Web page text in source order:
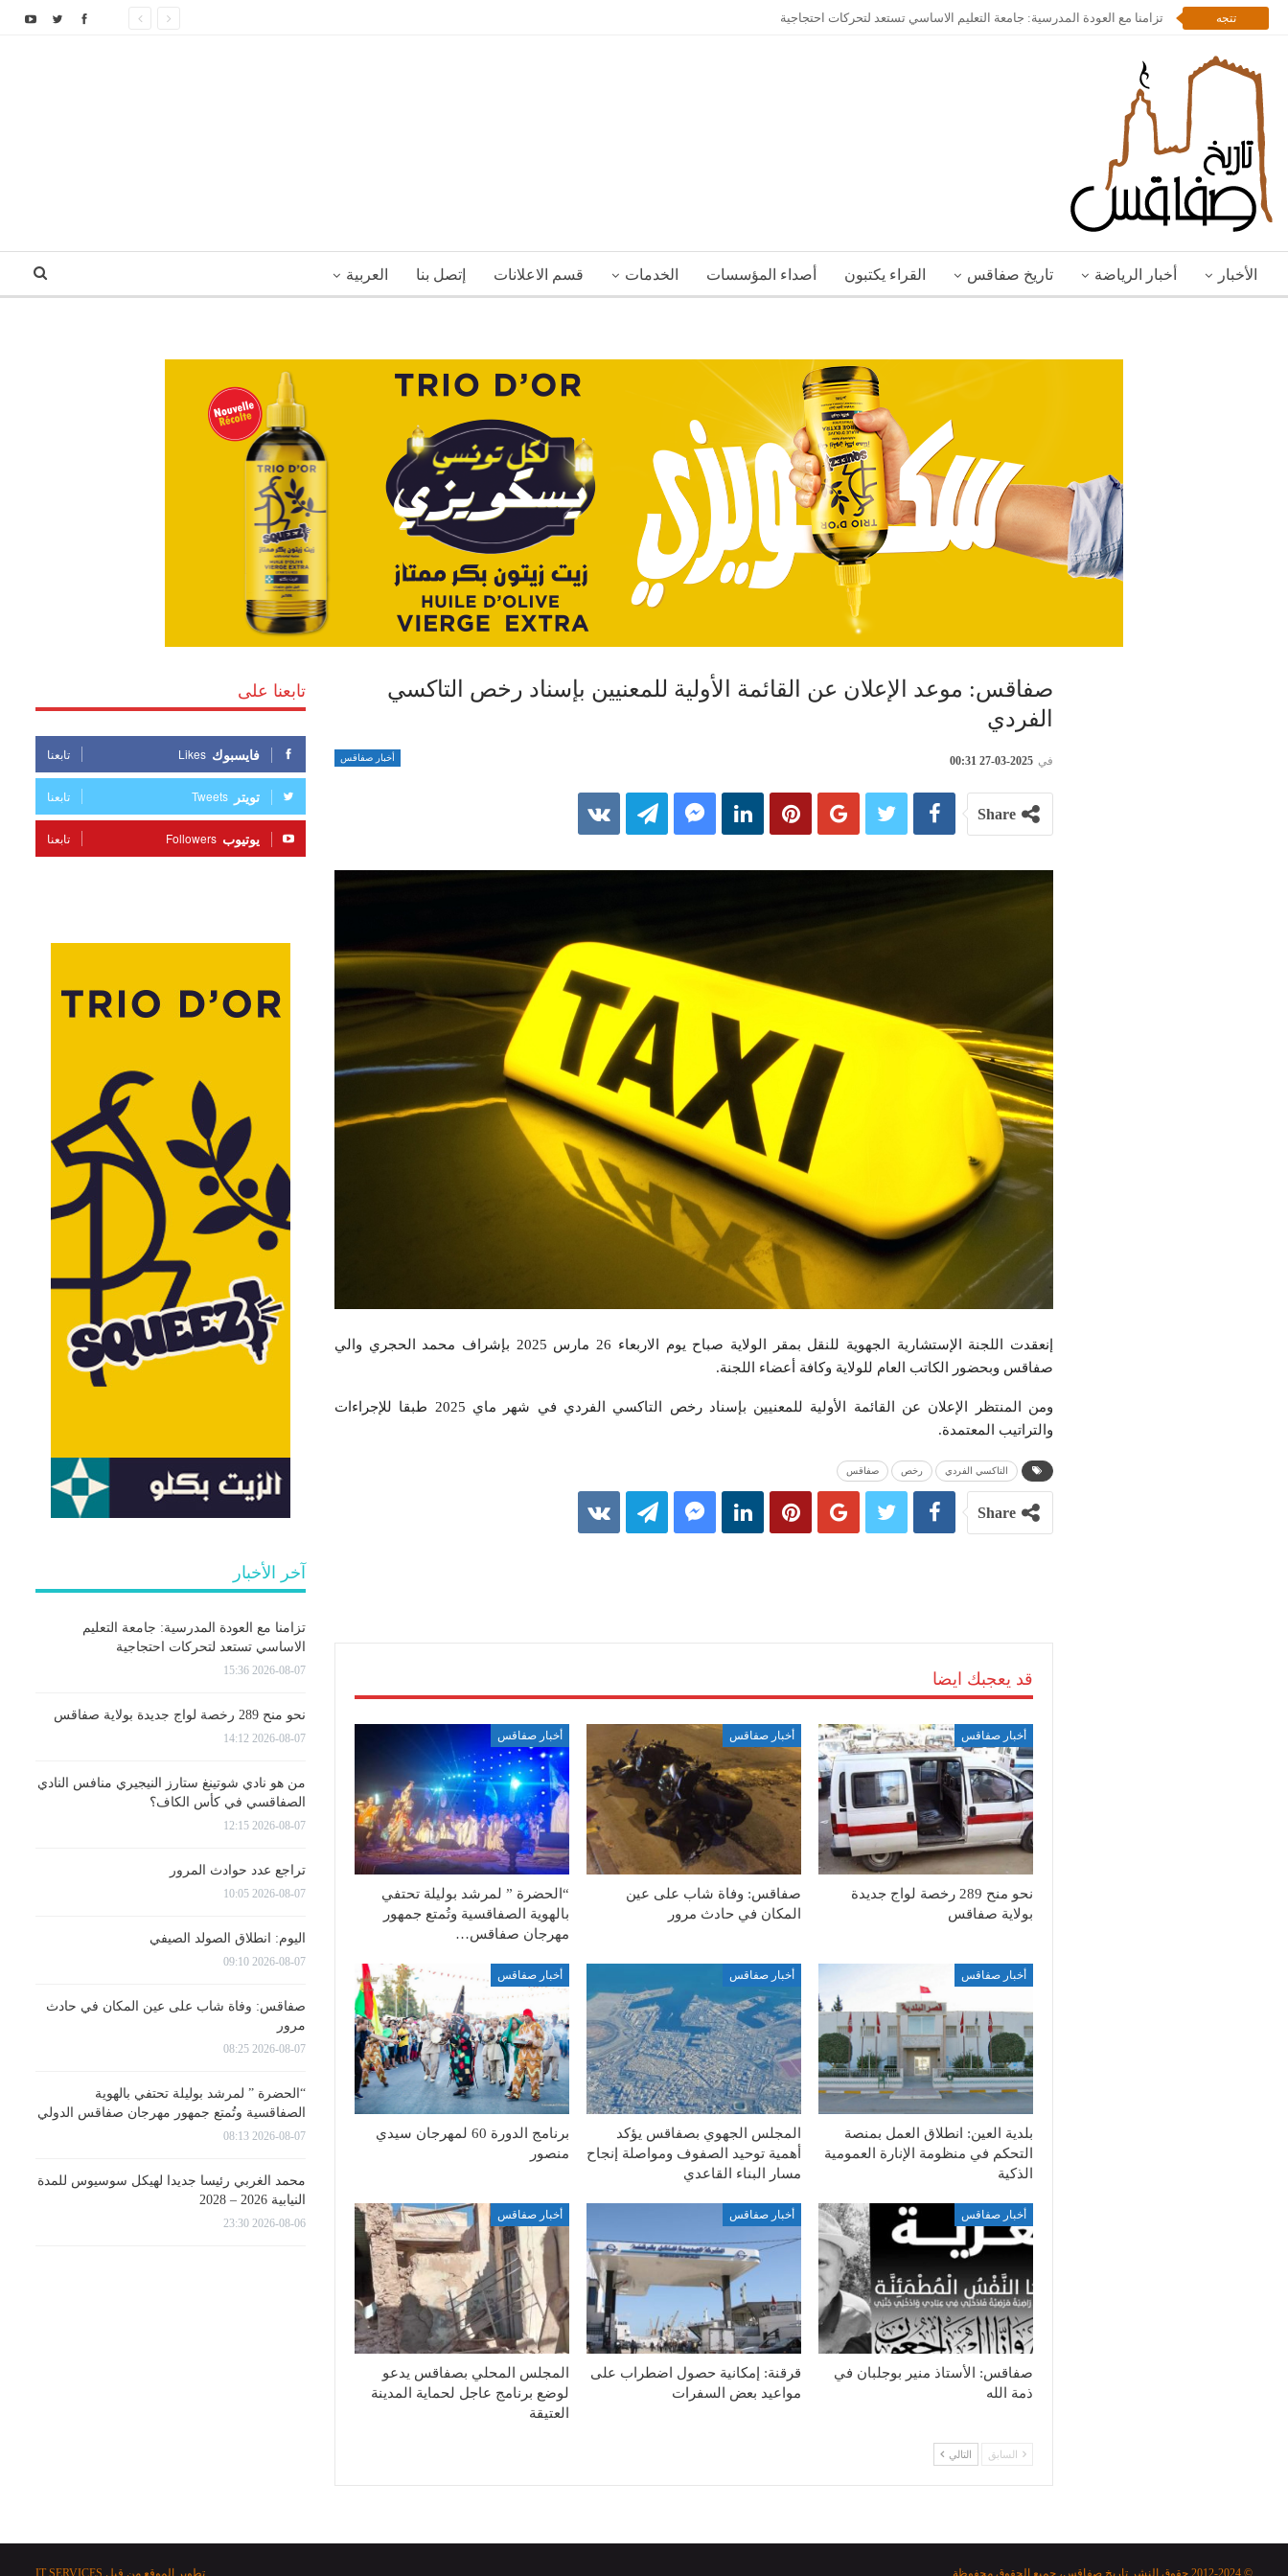
تتجه تزامنا مع العودة المدرسية: جامعة التعليم الاساسي تستعد لتحركات احتجاجية
الأخبار أخبار الرياضة تاريخ صفاقس القراء يكتبون أصداء المؤسسات الخدمات قسم الاعلانات إتصل بنا العربية
صفاقس: موعد الإعلان عن القائمة الأولية للمعنيين بإسناد رخص التاكسي
الفردي
أخبار صفاقس في 2025-03-27 00:31
Share
إنعقدت اللجنة الإستشارية الجهوية للنقل بمقر الولاية صباح يوم الاربعاء 26 مارس 2025 بإشراف محمد الحجري والي
صفاقس وبحضور الكاتب العام للولاية وكافة أعضاء اللجنة.
ومن المنتظر الإعلان عن القائمة الأولية للمعنيين بإسناد رخص التاكسي الفردي في شهر ماي 2025 طبقا للإجراءات
والتراتيب المعتمدة.
التاكسي الفردي رخص صفاقس
Share
قد يعجبك ايضا
أخبار صفاقس
نحو منح 289 رخصة لواج جديدة
بولاية صفاقس
أخبار صفاقس
صفاقس: وفاة شاب على عين
المكان في حادث مرور
أخبار صفاقس
“الحضرة ” لمرشد بوليلة تحتفي
بالهوية الصفاقسية وتُمتع جمهور
مهرجان صفاقس…
أخبار صفاقس
بلدية العين: انطلاق العمل بمنصة
التحكم في منظومة الإنارة العمومية
الذكية
أخبار صفاقس
المجلس الجهوي بصفاقس يؤكد
أهمية توحيد الصفوف ومواصلة إنجاح
مسار البناء القاعدي
أخبار صفاقس
برنامج الدورة 60 لمهرجان سيدي
منصور
أخبار صفاقس
صفاقس: الأستاذ منير بوجلبان في
ذمة الله
أخبار صفاقس
قرقنة: إمكانية حصول اضطراب على
مواعيد بعض السفرات
أخبار صفاقس
المجلس المحلي بصفاقس يدعو
لوضع برنامج عاجل لحماية المدينة
العتيقة
السابق التالي
تابعنا على
فايسبوك Likes تابعنا
تويتر Tweets تابعنا
يوتيوب Followers تابعنا
آخر الأخبار
تزامنا مع العودة المدرسية: جامعة التعليم
الاساسي تستعد لتحركات احتجاجية
2026-08-07 15:36
نحو منح 289 رخصة لواج جديدة بولاية صفاقس
2026-08-07 14:12
من هو نادي شوتينغ ستارز النيجيري منافس النادي
الصفاقسي في كأس الكاف؟
2026-08-07 12:15
تراجع عدد حوادث المرور
2026-08-07 10:05
اليوم: انطلاق الصولد الصيفي
2026-08-07 09:10
صفاقس: وفاة شاب على عين المكان في حادث
مرور
2026-08-07 08:25
“الحضرة ” لمرشد بوليلة تحتفي بالهوية
الصفاقسية وتُمتع جمهور مهرجان صفاقس الدولي
2026-08-07 08:13
محمد الغربي رئيسا جديدا لهيكل سوسيوس للمدة
النيابية 2026 – 2028
2026-08-06 23:30
© 2012-2024 حقوق النشر تاريخ صفاقس، جميع الحقوق محفوظة. تطوير الموقع من قبل IT SERVICES